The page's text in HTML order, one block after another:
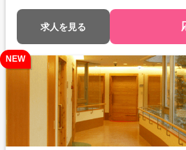
求人を見る
NEW